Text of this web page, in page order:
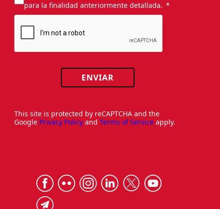
para la finalidad anteriormente detallada.
ENVIAR
This site is protected by reCAPTCHA and the
Google Privacy Policy and Terms of Service apply.